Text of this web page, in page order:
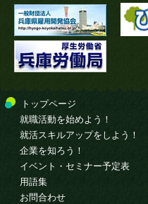
トップページ
就職活動を始めよう！
就活スキルアップをしよう！
企業を知ろう！
イベント・セミナー予定表
用語集
お問合わせ